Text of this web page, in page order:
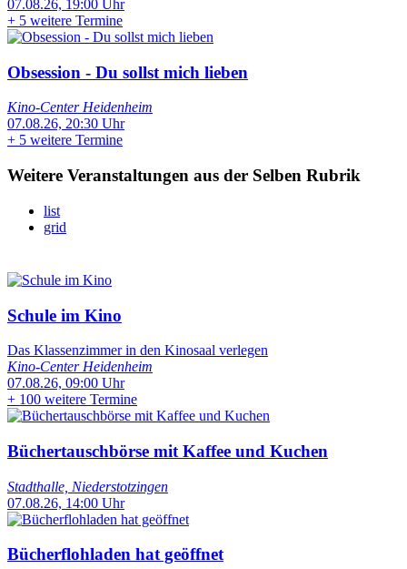
07.08.26, 19:00 Uhr
+ 5 weitere Termine
Obsession - Du sollst mich lieben
Kino-Center Heidenheim
07.08.26, 20:30 Uhr
+ 5 weitere Termine
Weitere Veranstaltungen aus der Selben Rubrik
list
grid
Schule im Kino
Das Klassenzimmer in den Kinosaal verlegen
Kino-Center Heidenheim
07.08.26, 09:00 Uhr
+ 100 weitere Termine
Büchertauschbörse mit Kaffee und Kuchen
Stadthalle, Niederstotzingen
07.08.26, 14:00 Uhr
Bücherflohladen hat geöffnet